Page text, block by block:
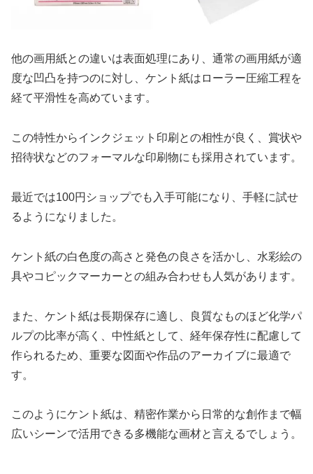
他の画用紙との違いは表面処理にあり、通常の画用紙が適
度な凹凸を持つのに対し、ケント紙はローラー圧縮工程を
経て平滑性を高めています。
この特性からインクジェット印刷との相性が良く、賞状や
招待状などのフォーマルな印刷物にも採用されています。
最近では100円ショップでも入手可能になり、手軽に試せ
るようになりました。
ケント紙の白色度の高さと発色の良さを活かし、水彩絵の
具やコピックマーカーとの組み合わせも人気があります。
また、ケント紙は長期保存に適し、良質なものほど化学パ
ルプの比率が高く、中性紙として、経年保存性に配慮して
作られるため、重要な図面や作品のアーカイブに最適で
す。
このようにケント紙は、精密作業から日常的な創作まで幅
広いシーンで活用できる多機能な画材と言えるでしょう。